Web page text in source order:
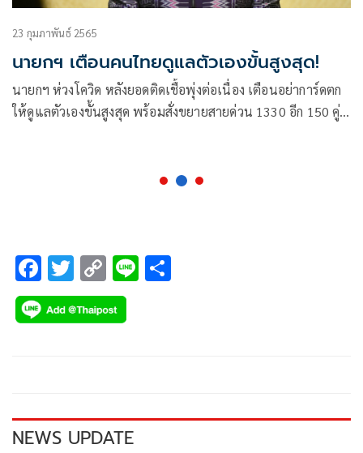
23 กุมภาพันธ์ 2565
นายกฯ เตือนคนไทยดูแลตัวเองขั้นสูงสุด!
นายกฯ ห่วงโควิด หลังยอดติดเชื้อพุ่งต่อเนื่อง เตือนอย่าการ์ดตก
ให้ดูแลตัวเองขั้นสูงสุด พร้อมสั่งขยายสายด่วน 1330 อีก 150 คู่
F
ac
e
k
T
wi
tt
C
o
p
k
Li
NEWS UPDATE